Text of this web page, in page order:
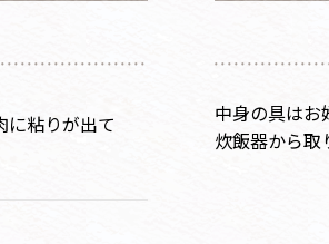
に粘りが出て
中身の具はお
炊飯器から取